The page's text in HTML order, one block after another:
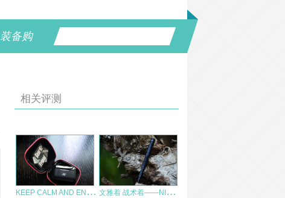
装备购
相关评测
K
EEP CALM AND ENJOY THE MUSIC——捷德JEET Air Plus 文
雅着 战术着——NITECORE奈特科尔NTP21战术笔